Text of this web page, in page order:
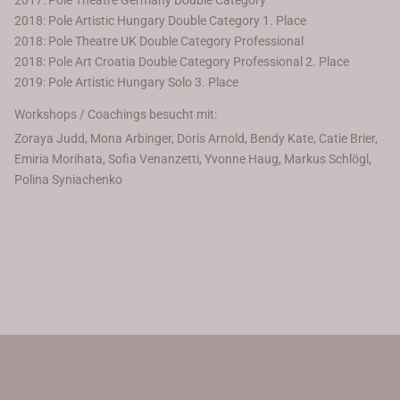
2018: Pole Artistic Hungary Double Category 1. Place
2018: Pole Theatre UK Double Category Professional
2018: Pole Art Croatia Double Category Professional 2. Place
2019: Pole Artistic Hungary Solo 3. Place
Workshops / Coachings besucht mit:
Zoraya Judd, Mona Arbinger, Doris Arnold, Bendy Kate, Catie Brier,
Emiria Morihata, Sofia Venanzetti, Yvonne Haug, Markus Schlögl,
Polina Syniachenko